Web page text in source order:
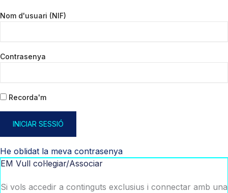
Nom d'usuari (NIF)
Contrasenya
Recorda'm
INICIAR SESSIÓ
He oblidat la meva contrasenya
EM Vull col·legiar/Associar
Si vols accedir a continguts exclusius i connectar amb una